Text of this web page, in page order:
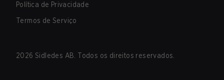
Política de Privacidade
Termos de Serviço
2026 Sidledes AB. Todos os direitos reservados.